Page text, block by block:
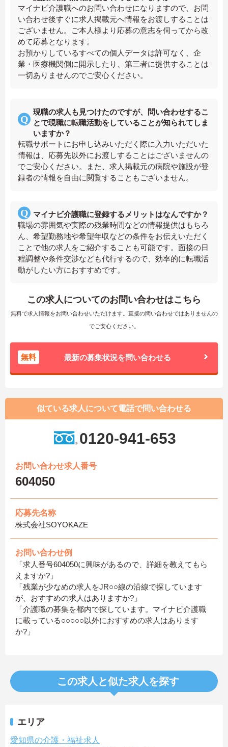
マイナビ介護職へのお問い合わせになりますので、お問
い合わせ後すぐに求人掲載元へ情報をお渡しすることは
ございません。ご本人様より応募の意志を伺ってから改
めて応募となります。
お預かりしているすべての個人データは許可なく、企
業・医療機関側に開示したり、第三者に提供することは
一切ありませんのでご安心ください。
現職の求人も見つけたのですが、問い合わせするこ
とで現職に転職活動をしていることが知られてしま
いますか？
転職サポートにお申し込みいただく際に入力いただいた
情報は、応募先以外にお渡しすることはございませんの
でご安心ください。また、求人掲載元の病院や施設が登
録者の情報を自由に閲覧することもございません。
マイナビ介護職に登録するメリットはなんですか？
職場の雰囲気や実際の残業時間などの情報提供はもちろ
ん、希望勤務地や希望年収などの条件をお伝えいただく
ことで他の求人をご紹介することも可能です。面接の日
程調整や条件交渉なども代行するので、効率的に転職活
動がしたい方におすすめです。
この求人についてのお問い合わせはこちら
無料で求人情報をお問い合わせいただけます。直接の問い合わせではありませんの
でご安心ください。
無料 最新の募集状況を問い合わせる
似ている求人について電話で問い合わせる
0120-941-653
お問い合わせ求人番号
604050
応募先名称
株式会社SOYOKAZE
お問い合わせ例
「求人番号604050に興味があるので、詳細を教えてもら
えますか?」
「残業が少なめの求人をJR○○線の沿線で探しています
が、おすすめの求人はありますか?」
「介護職の募集を都内で探しています。マイナビ介護職
に載っている○○○○○以外におすすめの求人はあります
か?」
この求人と似た求人を探す
エリア
愛知県の介護・福祉求人